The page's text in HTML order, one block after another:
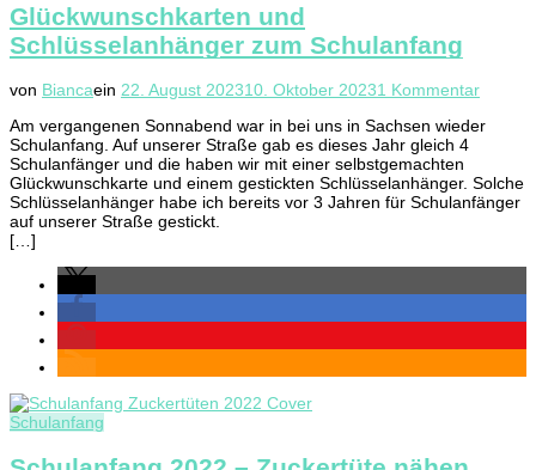
Glückwunschkarten und
Schlüsselanhänger zum Schulanfang
von Biancaein 22. August 202310. Oktober 20231 Kommentarzu
und
Am vergangenen Sonnabend war in bei uns in Sachsen wieder
Schulanfang. Auf unserer Straße gab es dieses Jahr gleich 4
Schulanfänger und die haben wir mit einer selbstgemachten
Glückwunschkarte und einem gestickten Schlüsselanhänger. Solche
Schlüsselanhänger habe ich bereits vor 3 Jahren für Schulanfänger
auf unserer Straße gestickt.
[…]
Schulanfang